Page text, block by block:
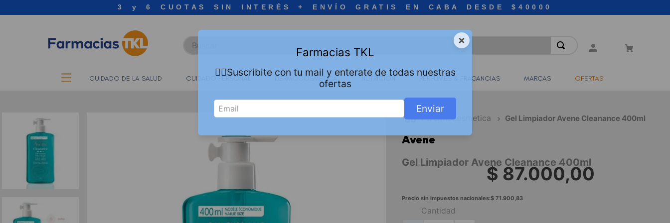
3 y 6 CUOTAS SIN INTERÉS + ENVÍO GRATIS EN CABA DESDE $40000
Buscar
CUIDADO DE LA SALUD CUIDADO PERSONAL DERMOCOSMETICA NUTRICION PERFUMES & FRAGANCIAS MARCAS OFERTAS
Dermocosmetica Gel Limpiador Avene Cleanance 400ml
Avene
Gel Limpiador Avene Cleanance 400ml
$ 87.000,00
Precio sin impuestos nacionales:$ 71.900,83
Cantidad
×
Farmacias TKL
👇🏻Suscribite con tu mail y enterate de todas nuestras
ofertas
Enviar